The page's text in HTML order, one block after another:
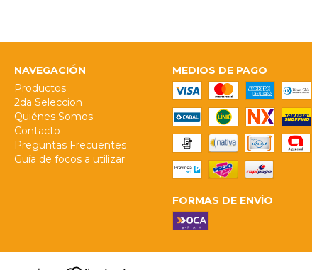
NAVEGACIÓN
Productos
2da Seleccion
Quiénes Somos
Contacto
Preguntas Frecuentes
Guía de focos a utilizar
MEDIOS DE PAGO
FORMAS DE ENVÍO